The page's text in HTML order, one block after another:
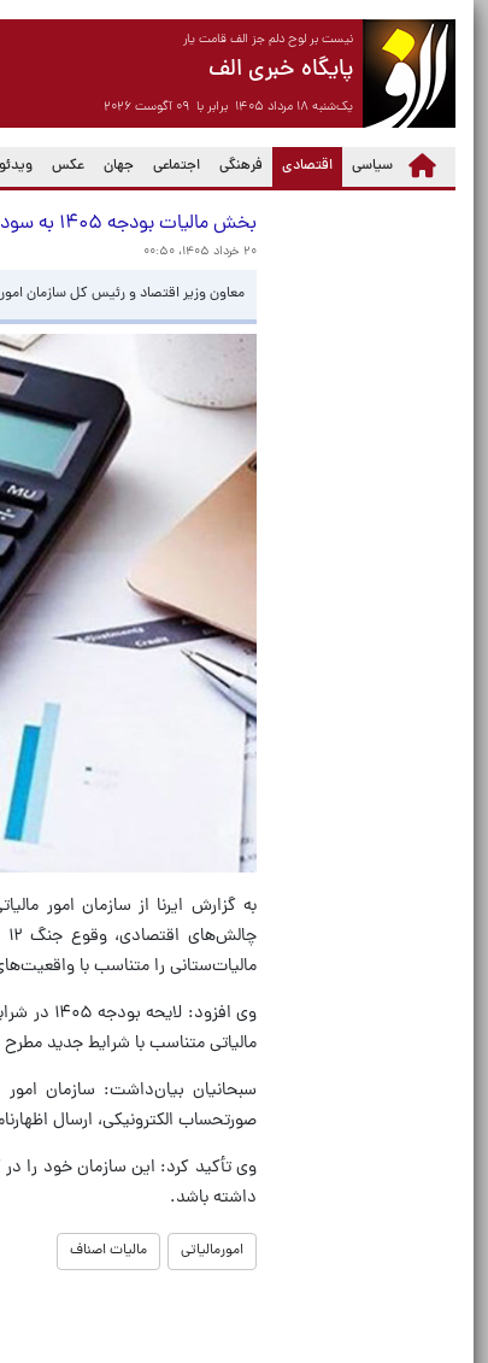
نیست بر لوح دلم جز الف قامت یار
پایگاه خبری الف
یک‌شنبه ۱۸ مرداد ۱۴۰۵ برابر با ۰۹ آگوست ۲۰۲۶
سیاسی اقتصادی
(current) فرهنگی اجتماعی جهان عکس ویدئو
بخش مالیات بودجه ۱۴۰۵ به سود کسب‌وکارها اصلاح می‌شود
۲۰ خرداد ۱۴۰۵، ۰۰:۵۰
معاون وزیر اقتصاد و رئیس کل سازمان امور مالیاتی کشور از
به گزارش ایرنا از سازمان امور
مالیات‌ستانی را متناسب با
وی
مالیاتی متناسب با شرایط جدید
سبحانیان بیان‌داشت: سازمان
صورتحساب الکترونیکی، ارسال
وی تأکید کرد: این سازمان خود را در
داشته باشد.
امورمالیاتی مالیات اصناف